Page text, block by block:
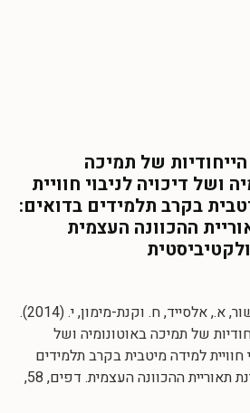
של תמיכה
ושל דיכויה לניבוי חוויית
בקרב תלמידים בדואים:
ההכוונה העצמית
קפלן, ח., עשור, א., אלסייד, ח. וקנת-מימון, י. (2014).
של תמיכה באוטונומיה ושל
חוויית למידה מיטבית בקרב תלמידים
בדואים: בחינת תאוריית ההכוונה העצמית. דפים, 58,